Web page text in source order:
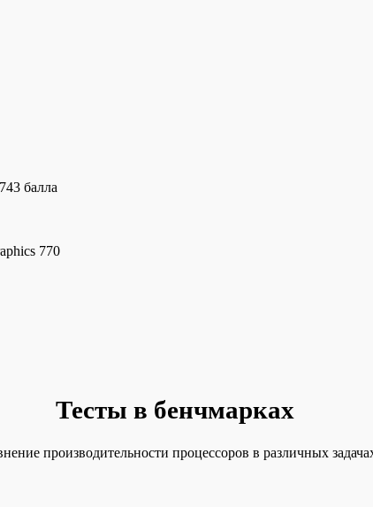
балла
770
Тесты в бенчмарках
производительности процессоров в различных